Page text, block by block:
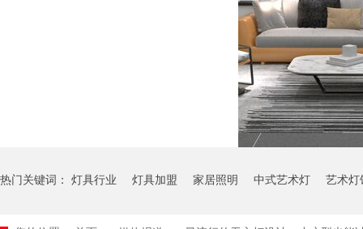
热门关键词： 灯具行业 灯具加盟 家居照明 中式艺术灯 艺术灯